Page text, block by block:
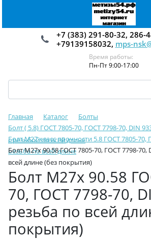
+7 (383) 291-80-32, 286-
+79139158032, mps-
Время работы:
Пн-Пт 9:00-17:00
Главная Каталог
Болты
Болт ( 5.8) ГОСТ 7805-70, ГОСТ 7798-70, DIN
с резьбой по всей длине
Болт М27 класс прочности 5.8 ГОСТ 7805-70,
резьба по всей длине
Болт М27х 90.58 ГОСТ 7805-70, ГОСТ 7798-70,
всей длине (без покрытия)
Болт М27х 90.58
70, ГОСТ 7798-70,
резьба по всей
покрытия)